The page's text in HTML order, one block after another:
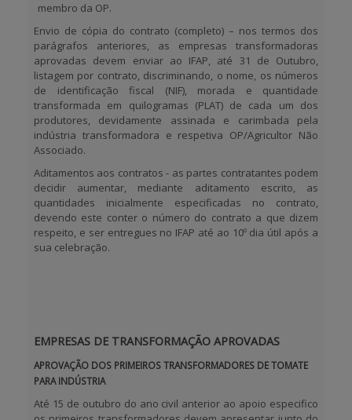
membro da OP.
Envio de cópia do contrato (completo) – nos termos dos
parágrafos anteriores, as empresas transformadoras
aprovadas devem enviar ao IFAP, até 31 de Outubro,
listagem por contrato, discriminando, o nome, os números
de identificação fiscal (NIF), morada e quantidade
transformada em quilogramas (PLAT) de cada um dos
produtores, devidamente assinada e carimbada pela
indústria transformadora e respetiva OP/Agricultor Não
Associado.
Aditamentos aos contratos - as partes contratantes podem
decidir aumentar, mediante aditamento escrito, as
quantidades inicialmente especificadas no contrato,
devendo este conter o número do contrato a que dizem
respeito, e ser entregues no IFAP até ao 10º dia útil após a
sua celebração.
EMPRESAS DE TRANSFORMAÇÃO APROVADAS
APROVAÇÃO DOS PRIMEIROS TRANSFORMADORES DE TOMATE
PARA INDÚSTRIA
Até 15 de outubro do ano civil anterior ao apoio especifico